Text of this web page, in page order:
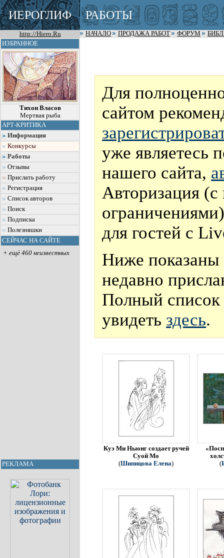
ИЕРОГЛИФ РАБОТЫ
http://Hiero.Ru НАЧАЛО ПРОДАЖА РАБОТ ФОРУМ
ИЗБРАННОЕ
Тихон Власов
Мертвая рыба
АРТ-КРИТИКА
Информация
Конкурсы
Работы
Отзывы
Прислать работу
Регистрация
Список авторов
Поиск
Подписка
Полезняшки
СЕЙЧАС НА САЙТЕ
+ ещё 460 неизвестных
РЕКЛАМА
Для
сайтом
уже являетесь
нашего сайта,
Авторизация
для гостей с
Ниже показаны
недавно
Полный
увидеть здесь.
Куэ Ми Ныонг создает ручей
Суой Мо
(Шипицова Елена)
(